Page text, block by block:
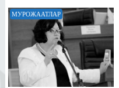
МУРОЖААТЛАР